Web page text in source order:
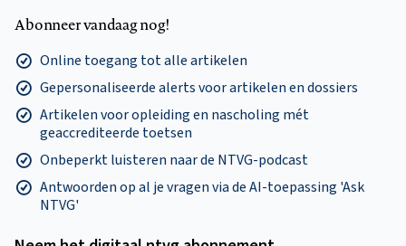
Abonneer vandaag nog!
Online toegang tot alle artikelen
Gepersonaliseerde alerts voor artikelen en dossiers
Artikelen voor opleiding en nascholing mét
geaccrediteerde toetsen
Onbeperkt luisteren naar de NTVG-podcast
Antwoorden op al je vragen via de AI-toepassing 'Ask
NTVG'